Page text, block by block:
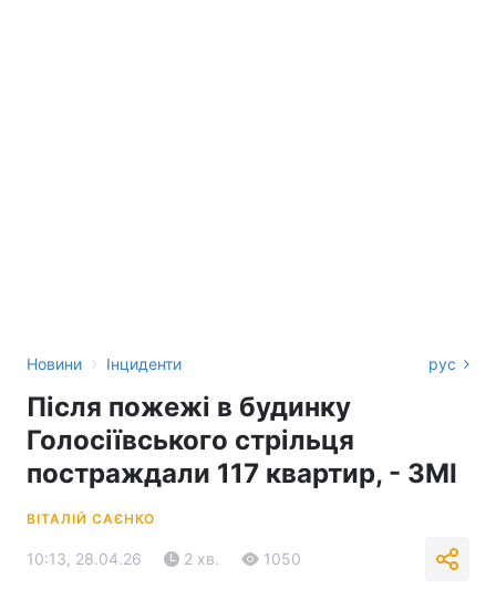
Новини › Інциденти рус
Після пожежі в будинку
Голосіївського стрільця
постраждали 117 квартир, - ЗМІ
ВІТАЛІЙ САЄНКО
10:13, 28.04.26 2 хв. 1050